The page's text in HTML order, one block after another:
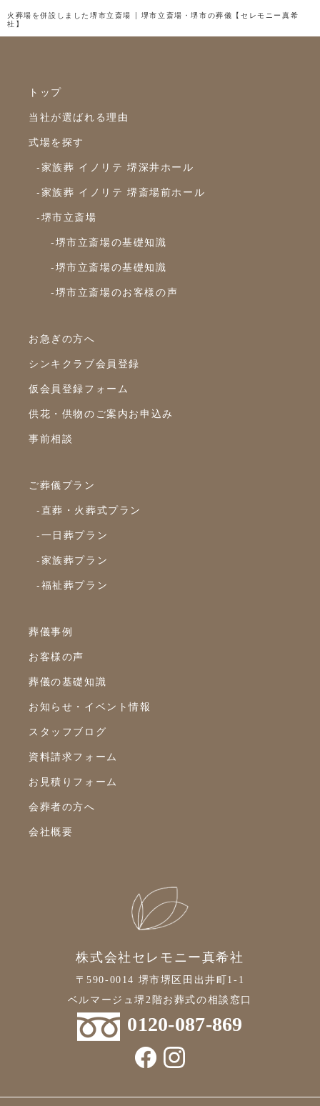
2024年5月
2024年4月
2024年2月
2024年1月
2023年12月
2023年11月
2023年10月
2023年9月
2023年8月
2023年7月
2023年6月
2023年4月
2023年3月
2023年2月
2023年1月
2022年12月
2022年4月
2022年3月
2022年2月
2022年1月
2021年12月
2021年11月
2021年10月
2021年9月
2021年8月
火葬場を併設しました堺市立斎場 | 堺市立斎場・堺市の葬儀【セレモニー真希
社】
トップ
当社が選ばれる理由
式場を探す
-家族葬 イノリテ 堺深井ホール
-家族葬 イノリテ 堺斎場前ホール
-堺市立斎場
-堺市立斎場の基礎知識
-堺市立斎場の基礎知識
-堺市立斎場のお客様の声
お急ぎの方へ
シンキクラブ会員登録
仮会員登録フォーム
供花・供物のご案内お申込み
事前相談
ご葬儀プラン
-直葬・火葬式プラン
-一日葬プラン
-家族葬プラン
-福祉葬プラン
葬儀事例
お客様の声
葬儀の基礎知識
お知らせ・イベント情報
スタッフブログ
資料請求フォーム
お見積りフォーム
会葬者の方へ
会社概要
株式会社セレモニー真希社
〒590-0014 堺市堺区田出井町1-1
ベルマージュ堺2階お葬式の相談窓口
0120-087-869